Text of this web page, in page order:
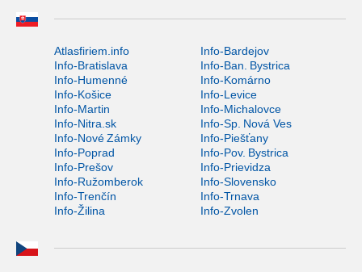
Atlasfiriem.info
Info-Bardejov
Info-Bratislava
Info-Ban. Bystrica
Info-Humenné
Info-Komárno
Info-Košice
Info-Levice
Info-Martin
Info-Michalovce
Info-Nitra.sk
Info-Sp. Nová Ves
Info-Nové Zámky
Info-Piešťany
Info-Poprad
Info-Pov. Bystrica
Info-Prešov
Info-Prievidza
Info-Ružomberok
Info-Slovensko
Info-Trenčín
Info-Trnava
Info-Žilina
Info-Zvolen